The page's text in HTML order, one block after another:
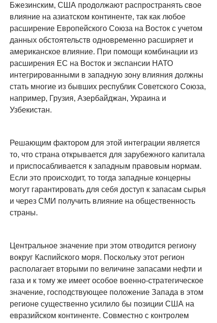
Бжезинским, США продолжают распространять свое
влияние на азиатском континенте, так как любое
расширение Европейского Союза на Восток с учетом
данных обстоятельств одновременно расширяет и
американское влияние. При помощи комбинации из
расширения ЕС на Восток и экспансии НАТО
интегрированными в западную зону влияния должны
стать многие из бывших республик Советского Союза,
например, Грузия, Азербайджан, Украина и
Узбекистан.
Решающим фактором для этой интеграции является
то, что страна открывается для зарубежного капитала
и приспосабливается к западным правовым нормам.
Если это происходит, то тогда западные концерны
могут гарантировать для себя доступ к запасам сырья
и через СМИ получить влияние на общественность
страны.
Центральное значение при этом отводится региону
вокруг Каспийского моря. Поскольку этот регион
располагает вторыми по величине запасами нефти и
газа и к тому же имеет особое военно-стратегическое
значение, господствующее положение Запада в этом
регионе существенно усилило бы позиции США на
евразийском континенте. Совместно с контролем